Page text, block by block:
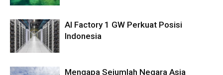
AI Factory 1 GW Perkuat Posisi
Indonesia
Mengapa Sejumlah Negara Asia